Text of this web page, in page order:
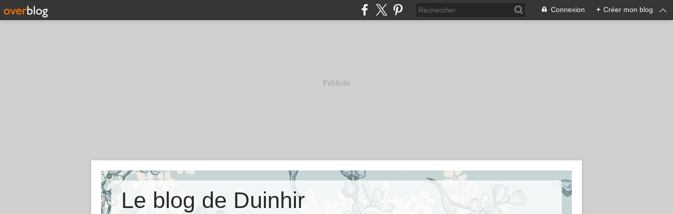
Connexion + Créer mon blog
Publicité
Le blog de Duinhir